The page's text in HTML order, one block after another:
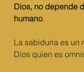
Dios, no depende
humano.
La sabiduría es un
Dios quien es